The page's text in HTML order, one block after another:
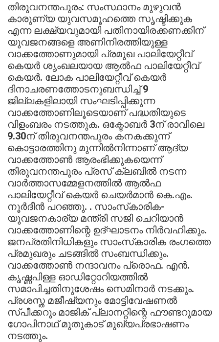
തിരുവനന്തപുരം: സംസ്ഥാനം മുഴുവന്‍
കാരുണ്യ യുവസമൂഹത്തെ സൃഷ്ടിക്കുക
എന്ന ലക്ഷ്യവുമായി പതിനായിരക്കണക്കിന്
യുവജനങ്ങളെ അണിനിരത്തിയുള്ള
വാക്കത്തോണുമായി പ്രമുഖ പാലിയേറ്റീവ്
കെയര്‍ ശൃംഖലയായ ആല്‍ഫ പാലിയേറ്റീവ്
കെയര്‍. ലോക പാലിയേറ്റീവ് കെയര്‍
ദിനാചരണത്തോടനുബന്ധിച്ച് 9
ജില്ലകളിലായി സംഘടിപ്പിക്കുന്ന
വാക്കത്തോണിലൂടെയാണ് പദ്ധതിയുടെ
വിളംബരം നടത്തുക. ഒക്ടോബര്‍ 3ന് രാവിലെ
9.30ന് തിരുവനന്തപുരം കനകക്കുന്ന്
കൊട്ടാരത്തിനു മുന്നില്‍നിന്നാണ് ആദ്യ
വാക്കത്തോണ്‍ ആരംഭിക്കുകയെന്ന്
തിരുവനന്തപുരം പ്രസ് ക്ലബില്‍ നടന്ന
വാര്‍ത്താസമ്മേളനത്തില്‍ ആല്‍ഫ
പാലിയേറ്റീവ് കെയര്‍ ചെയര്‍മാന്‍ കെ.എം.
നൂര്‍ദീന്‍ പറഞ്ഞു. . സാംസ്‌കാരിക-
യുവജനകാര്യ മന്ത്രി സജി ചെറിയാന്‍
വാക്കത്തോണിന്റെ ഉദ്ഘാടനം നിര്‍വഹിക്കും.
ജനപ്രതിനിധികളും സാംസ്‌കാരിക രംഗത്തെ
പ്രമുഖരും ചടങ്ങില്‍ സംബന്ധിക്കും.
വാക്കത്തോണ്‍ നന്ദാവനം പ്രൊഫ. എന്‍.
കൃഷ്ണപിള്ള ഓഡിറ്റോറിയത്തില്‍
സമാപിച്ചതിനുശേഷം സെമിനാര്‍ നടക്കും.
പ്രശസ്ത മജീഷ്യനും മോട്ടിവേഷണല്‍
സ്പീക്കറും മാജിക് പ്ലാനറ്റിന്റെ ഫൗണ്ടറുമായ
ഗോപിനാഥ് മുതുകാട് മുഖ്യപ്രഭാഷണം
നടത്തും.